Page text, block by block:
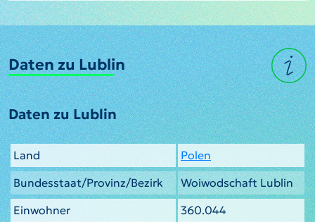
Daten zu Lublin
Daten zu Lublin
Land
Polen
Bundesstaat/Provinz/Bezirk
Woiwodschaft Lublin
Einwohner
360.044